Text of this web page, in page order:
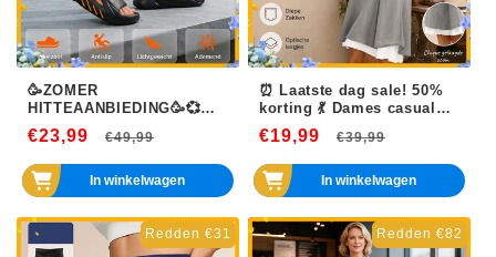
🥳ZOMER
HITTEAANBIEDING🥳💞
50.000+ VERKOCHT!💥49%
KORTING! 🔥Antislip-dikke
zool-wolkslides voor
heren
€23,99
Normale
prijs
€49,99 Aanbiedingsprijs
In winkelwagen
⏰ Laatste dag sale! 50%
korting 💃 Dames casual
losvallende mouwloze
nep-tweedelige tankjurk.
€19,99
Normale
prijs
€39,99
In winkelwagen
Redden €31 Redden €82